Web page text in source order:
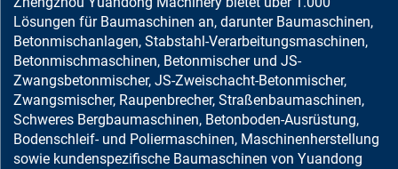
Lösungen für Baumaschinen an, darunter Baumaschinen,
Betonmischanlagen, Stabstahl-Verarbeitungsmaschinen,
Betonmischmaschinen, Betonmischer und JS-
Zwangsbetonmischer, JS-Zweischacht-Betonmischer,
Zwangsmischer, Raupenbrecher, Straßenbaumaschinen,
Schweres Bergbaumaschinen, Betonboden-Ausrüstung,
Bodenschleif- und Poliermaschinen, Maschinenherstellung
sowie kundenspezifische Baumaschinen von Yuandong